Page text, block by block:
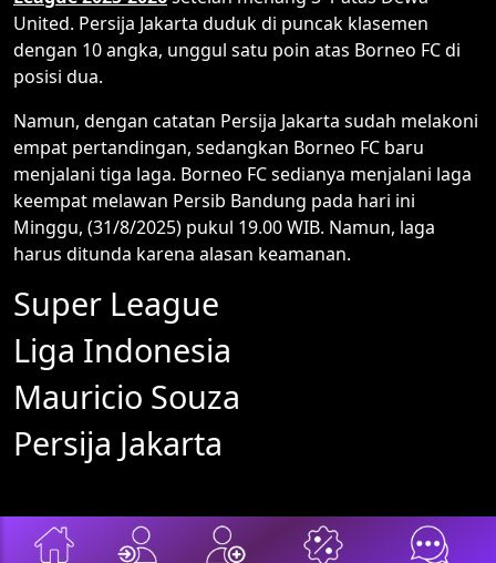
United. Persija Jakarta duduk di puncak klasemen
dengan 10 angka, unggul satu poin atas Borneo FC di
posisi dua.
Namun, dengan catatan Persija Jakarta sudah melakoni
empat pertandingan, sedangkan Borneo FC baru
menjalani tiga laga. Borneo FC sedianya menjalani laga
keempat melawan Persib Bandung pada hari ini
Minggu, (31/8/2025) pukul 19.00 WIB. Namun, laga
harus ditunda karena alasan keamanan.
Super League
Liga Indonesia
Mauricio Souza
Persija Jakarta